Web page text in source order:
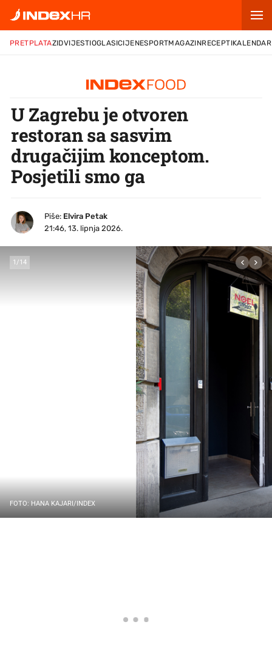
PRETPLATAZIDVIJESTIOGLASICIJENESPORTMAGAZINRECEPTIKALENDAR
U Zagrebu je otvoren
restoran sa sasvim
drugačijim konceptom.
Posjetili smo ga
Piše: Elvira Petak
21:46, 13. lipnja 2026.
1 /14
FOTO: HANA KAJARI/INDEX